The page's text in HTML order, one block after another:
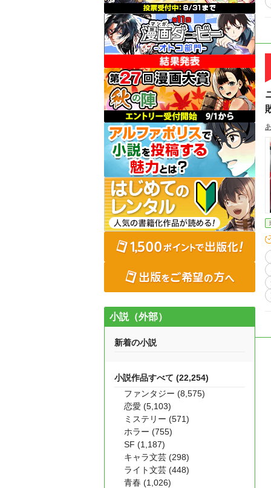
小説（外部）
新着の小説
小説作品すべて (22,254)
ファンタジー (8,575)
恋愛 (5,103)
ミステリー (571)
ホラー (755)
SF (1,187)
キャラ文芸 (298)
ライト文芸 (448)
青春 (1,026)